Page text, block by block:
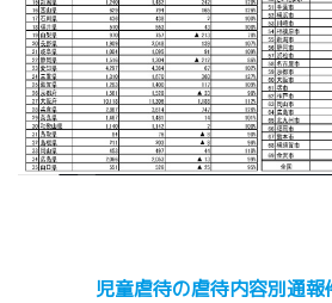
児童虐待の虐待内容別通